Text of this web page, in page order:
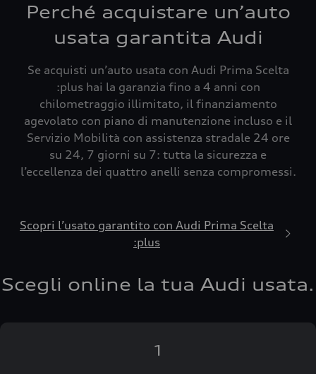
Perché acquistare un’auto
usata garantita Audi
Se acquisti un’auto usata con Audi Prima Scelta
:plus hai la garanzia fino a 4 anni con
chilometraggio illimitato, il finanziamento
agevolato con piano di manutenzione incluso e il
Servizio Mobilità con assistenza stradale 24 ore
su 24, 7 giorni su 7: tutta la sicurezza e
l’eccellenza dei quattro anelli senza compromessi.
Scopri l’usato garantito con Audi Prima Scelta
:plus
Scegli online la tua Audi usata.
1